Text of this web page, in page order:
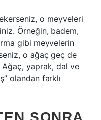
o meyveleri
Örneğin, badem,
gibi meyvelerin
o ağaç geç de
yaprak, dal ve
olandan farklı
SONRA